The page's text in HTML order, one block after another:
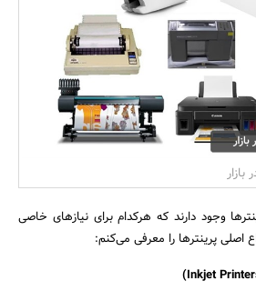
بانک، بیمه و سرمایه
مسکن و ساختمان
وجود دارند که هرکدام برای نیازهای خاصی
اصلی پرینترها را معرفی می‌کنم: